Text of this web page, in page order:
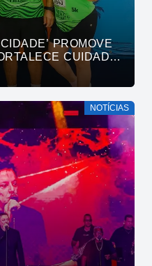
PROMOVE
CUIDADO
MEIO DA CORRIDA
NOTÍCIAS